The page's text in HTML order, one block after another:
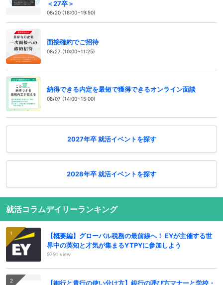
＜27卒＞
08/20 (18:00~19:50)
面接確約でご招待
08/27 (10:00~11:25)
納得できる内定を最短で獲得できるオンライン面談
08/07 (14:00~15:00)
2027年卒 就活イベントを探す
2028年卒 就活イベントを探す
就活コラムデイリーランキング
【概要編】グローバル税務の最前線へ！ EYが主催する世
界中の英知と才気が集まるYTPYに参加しよう
9791 view
【御行と貴行の使い分け方】銀行の呼び方マナーと学校・